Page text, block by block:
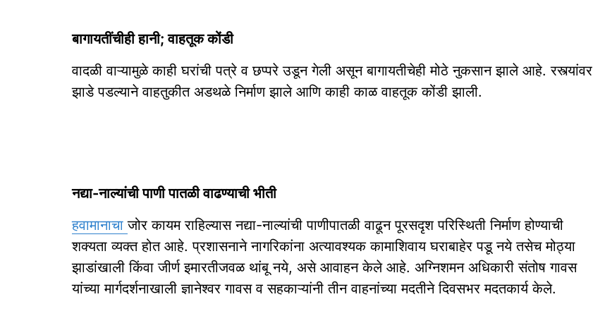
बागायतींचीही हानी; वाहतूक कोंडी
वादळी वाऱ्यामुळे काही घरांची पत्रे व छप्परे उडून गेली असून बागायतीचेही मोठे नुकसान झाले आहे. रस्त्यांवर
झाडे पडल्याने वाहतुकीत अडथळे निर्माण झाले आणि काही काळ वाहतूक कोंडी झाली.
नद्या-नाल्यांची पाणी पातळी वाढण्‍याची भीती
हवामानाचाजोर कायम राहिल्यास नद्या-नाल्यांची पाणीपातळी वाढून पूरसदृश परिस्थिती निर्माण होण्याची
शक्यता व्यक्त होत आहे. प्रशासनाने नागरिकांना अत्यावश्यक कामाशिवाय घराबाहेर पडू नये तसेच मोठ्या
झाडांखाली किंवा जीर्ण इमारतीजवळ थांबू नये, असे आवाहन केले आहे. अग्निशमन अधिकारी संतोष गावस
यांच्या मार्गदर्शनाखाली ज्ञानेश्वर गावस व सहकाऱ्यांनी तीन वाहनांच्या मदतीने दिवसभर मदतकार्य केले.